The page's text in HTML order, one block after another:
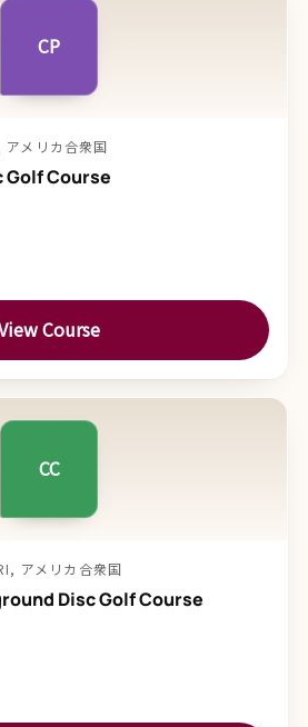
CP
メリカ合衆国
Golf Course
Course
CC
アメリカ合衆国
Disc Golf Course